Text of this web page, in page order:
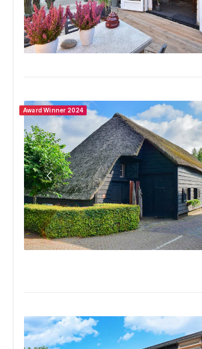
Award Winner 2024